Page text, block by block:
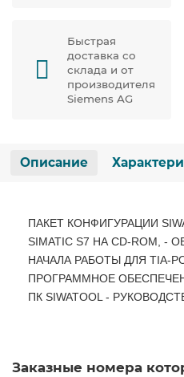
Быстрая
доставка со
склада и от
производителя
Siemens AG
Описание
ПАКЕТ КОНФИГУРАЦИИ
SIMATIC S7 НА CD-ROM,
НАЧАЛА РАБОТЫ ДЛЯ TIA-
ПРОГРАММНОЕ
ПК SIWATOOL -
Заказные номера